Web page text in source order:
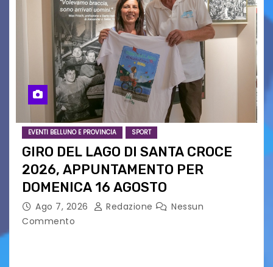
EVENTI BELLUNO E PROVINCIA SPORT
GIRO DEL LAGO DI SANTA CROCE
2026, APPUNTAMENTO PER
DOMENICA 16 AGOSTO
Ago 7, 2026 Redazione
Nessun
Commento